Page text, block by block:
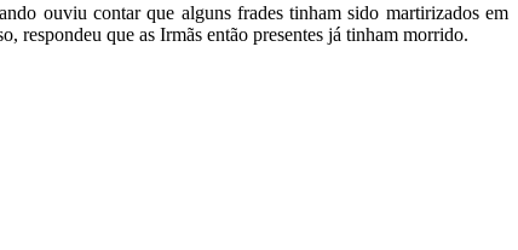
ouviu contar que alguns frades tinham sido martirizados em
respondeu que as Irmãs então presentes já tinham morrido.